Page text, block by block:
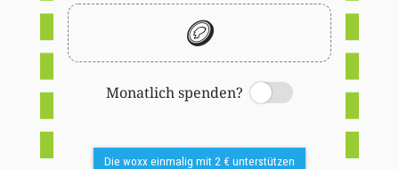
🪙
Monatlich spenden?
Switch
Die woxx einmalig mit 2 € unterstützen